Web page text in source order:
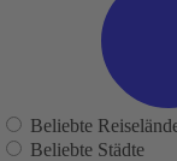
Beliebte
Beliebte Städte